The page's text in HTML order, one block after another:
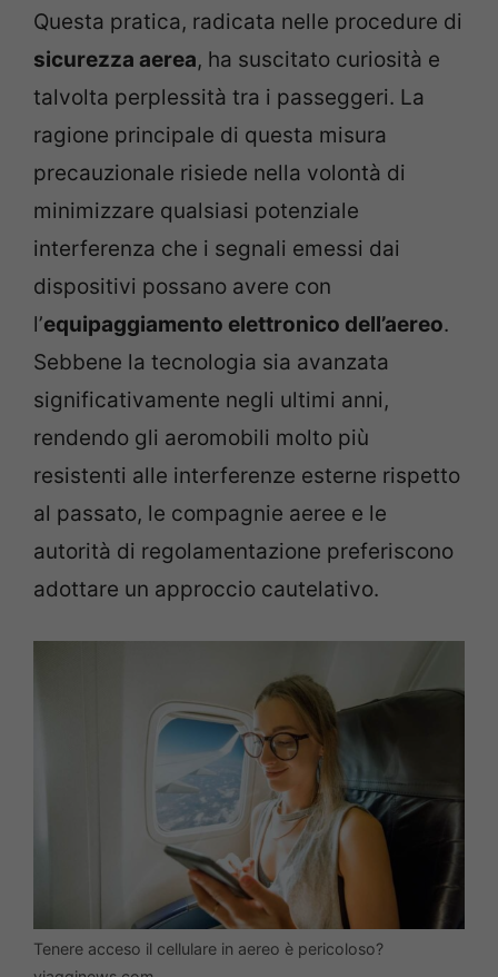
Questa pratica, radicata nelle procedure di
sicurezza aerea, ha suscitato curiosità e
talvolta perplessità tra i passeggeri. La
ragione principale di questa misura
precauzionale risiede nella volontà di
minimizzare qualsiasi potenziale
interferenza che i segnali emessi dai
dispositivi possano avere con
l’equipaggiamento elettronico dell’aereo.
Sebbene la tecnologia sia avanzata
significativamente negli ultimi anni,
rendendo gli aeromobili molto più
resistenti alle interferenze esterne rispetto
al passato, le compagnie aeree e le
autorità di regolamentazione preferiscono
adottare un approccio cautelativo.
Tenere acceso il cellulare in aereo è pericoloso?